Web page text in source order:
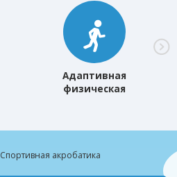
Адаптивная
физическая
Спортивная акробатика